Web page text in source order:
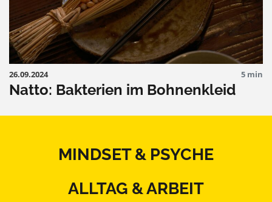
26.09.2024 5 min
Natto: Bakterien im Bohnenkleid
MINDSET & PSYCHE
ALLTAG & ARBEIT